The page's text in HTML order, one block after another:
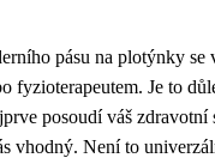
pásu na plotýnky se
fyzioterapeutem. Je to
posoudí váš zdravotní
vhodný. Není to